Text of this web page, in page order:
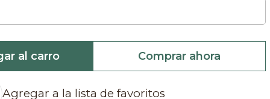
al carro Comprar ahora
Agregar a la lista de favoritos